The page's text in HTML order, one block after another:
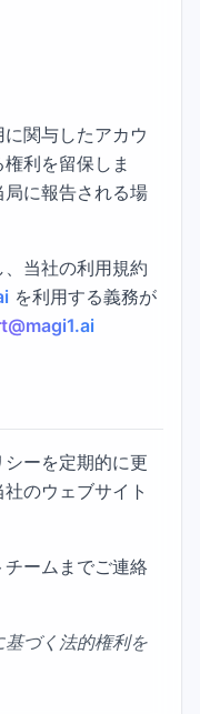
関与したアカウ
利を留保しま
に報告される場
当社の利用規約
を利用する義務が
ーを定期的に更
のウェブサイト
ームまでご連絡
づく法的権利を